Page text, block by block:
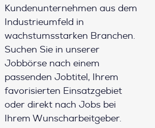
Kundenunternehmen aus dem
Industrieumfeld in
wachstumsstarken Branchen.
Suchen Sie in unserer
Jobbörse nach einem
passenden Jobtitel, Ihrem
favorisierten Einsatzgebiet
oder direkt nach Jobs bei
Ihrem Wunscharbeitgeber.